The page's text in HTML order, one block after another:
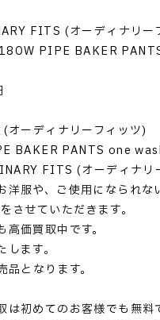
FITS (オーディナリー
PIPE BAKER
ーディナリーフィッツ)
BAKER PANTS one
FITS (オーディナリ
洋服や、ご使用になられな
させていただきます。
価買取中です。
ます。
となります。
は初めてのお客様でも無料